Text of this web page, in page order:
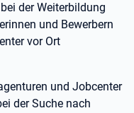
der Weiterbildung
und Bewerbern
vor Ort
und Jobcenter
der Suche nach